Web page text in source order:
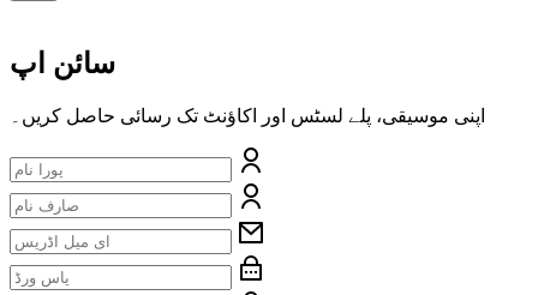
سائن اپ
اپنی موسیقی، پلے لسٹس اور اکاؤنٹ تک رسائی حاصل کریں۔